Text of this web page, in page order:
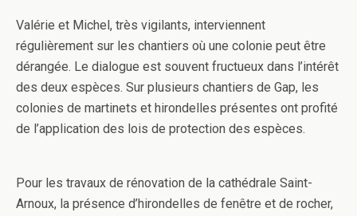
Valérie et Michel, très vigilants, interviennent
régulièrement sur les chantiers où une colonie peut être
dérangée. Le dialogue est souvent fructueux dans l’intérêt
des deux espèces. Sur plusieurs chantiers de Gap, les
colonies de martinets et hirondelles présentes ont profité
de l’application des lois de protection des espèces.
Pour les travaux de rénovation de la cathédrale Saint-
Arnoux, la présence d’hirondelles de fenêtre et de rocher,